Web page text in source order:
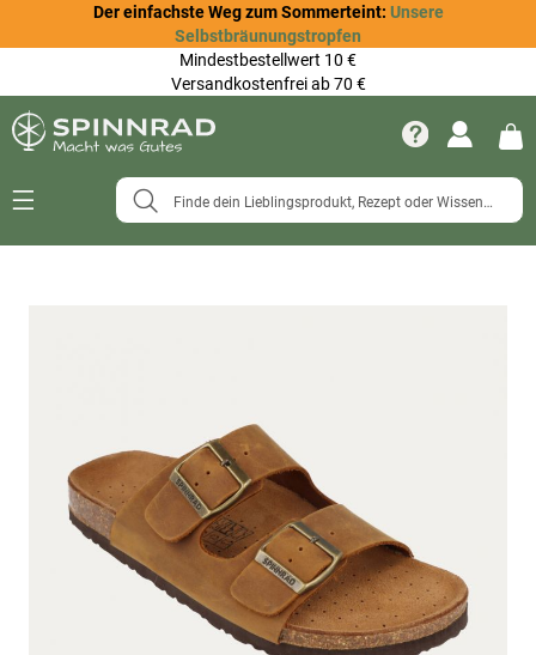
Der einfachste Weg zum Sommerteint: Unsere
Selbstbräunungstropfen
Mindestbestellwert 10 €
Versandkostenfrei ab 70 €
Navigation